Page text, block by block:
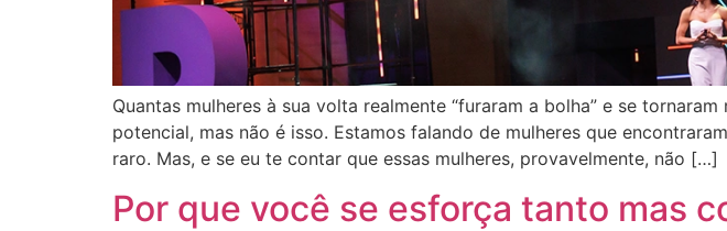
Quantas mulheres à sua volta realmente “furaram a bolha” e se
potencial, mas não é isso. Estamos falando de mulheres que
raro. Mas, e se eu te contar que essas mulheres, provavelmente, não […]
Por que você se esforça tanto mas